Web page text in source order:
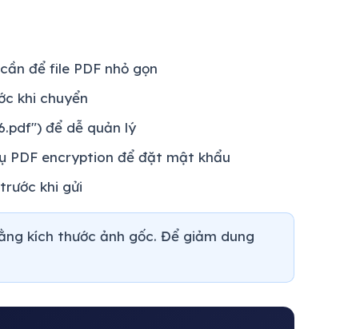
để file PDF nhỏ gọn
khi chuyển
để dễ quản lý
PDF encryption để đặt mật khẩu
khi gửi
kích thước ảnh gốc. Để giảm dung